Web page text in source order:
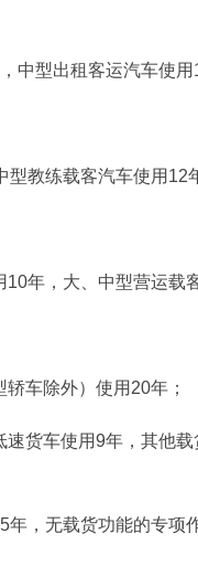
中型出租客运汽车使
型教练载客汽车使用12
年，大、中型营运载
车除外）使用20年；
速货车使用9年，其他
年，无载货功能的专项